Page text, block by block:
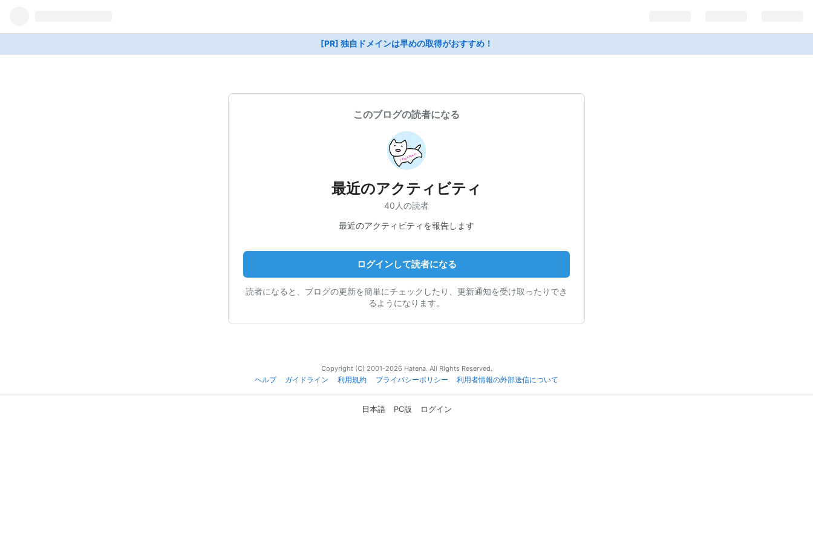
[PR] 独自ドメインは早めの取得がおすすめ！
このブログの読者になる
最近のアクティビティ
40人の読者
最近のアクティビティを報告します
ログインして読者になる
読者になると、ブログの更新を簡単にチェックしたり、更新通知を受け取ったりでき
るようになります。
Copyright (C) 2001-2026 Hatena. All Rights Reserved.
ヘルプ
ガイドライン 利用規約 プライバシーポリシー 利用者情報の外部送信について
日本語 PC版 ログイン